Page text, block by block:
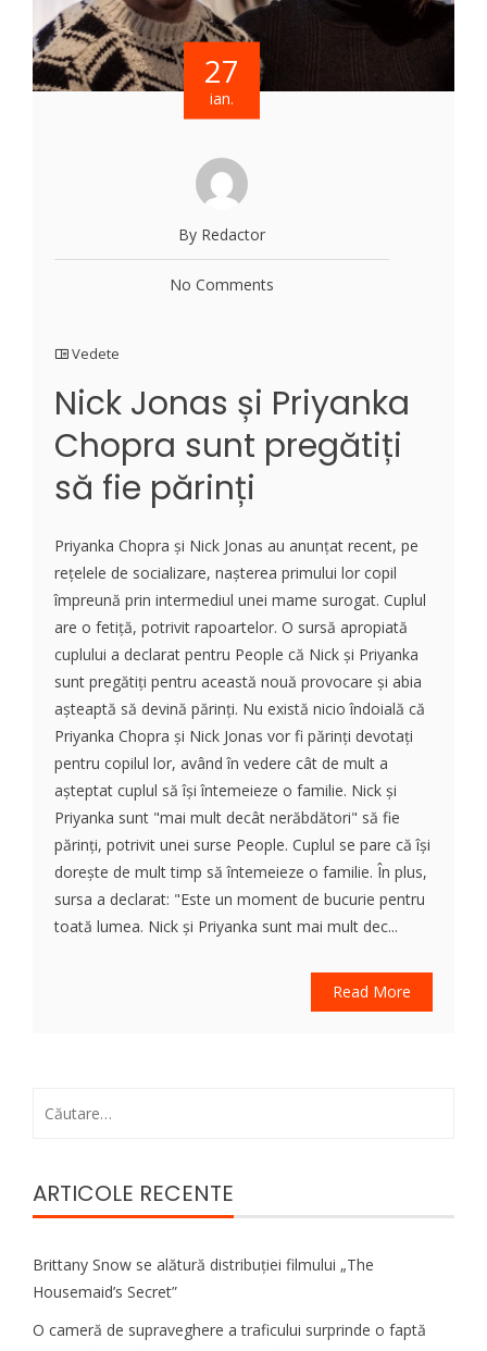
27
ian.
By Redactor
No Comments
Vedete
Nick Jonas și Priyanka
Chopra sunt pregătiți
să fie părinți
Priyanka Chopra și Nick Jonas au anunțat recent, pe
rețelele de socializare, nașterea primului lor copil
împreună prin intermediul unei mame surogat. Cuplul
are o fetiță, potrivit rapoartelor. O sursă apropiată
cuplului a declarat pentru People că Nick și Priyanka
sunt pregătiți pentru această nouă provocare și abia
așteaptă să devină părinți. Nu există nicio îndoială că
Priyanka Chopra și Nick Jonas vor fi părinți devotați
pentru copilul lor, având în vedere cât de mult a
așteptat cuplul să își întemeieze o familie. Nick și
Priyanka sunt "mai mult decât nerăbdători" să fie
părinți, potrivit unei surse People. Cuplul se pare că își
dorește de mult timp să întemeieze o familie. În plus,
sursa a declarat: "Este un moment de bucurie pentru
toată lumea. Nick și Priyanka sunt mai mult dec...
Read More
ARTICOLE RECENTE
Brittany Snow se alătură distribuției filmului „The
Housemaid’s Secret”
O cameră de supraveghere a traficului surprinde o faptă